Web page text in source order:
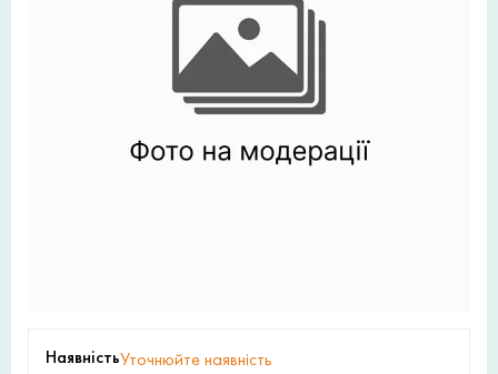
НаявністьУточнюйте наявність